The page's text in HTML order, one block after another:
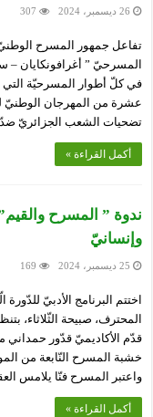
26 ديسمبر، 2024 307
تفاعل جمهور المسرح
المسرحيّ ” أغرافونكايان –
في كلّ أطوار المسرحيّة التي
عشرة من المهرجان الوطنيّ
تضحيات الشعب الجزائريّ ضدّ
أكمل القراءة »
ندوة ” المسرح
وإنسانيّ
25 ديسمبر، 2024 169
اختتم البرنامج الأدبيّ
المحترف، صبيحة الثّلاثاء،
قدّم الأكاديميّ قدّور حمداني
خشبة المسرح النّابعة من
واعتبر المسرح فنّا يلامس
أكمل القراءة »